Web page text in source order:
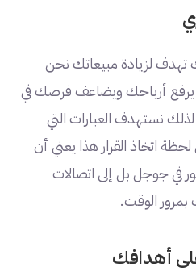
لزيادة مبيعاتك نحن
يرفع أرباحك ويضاعف فرصك في
نستهدف العبارات التي
اتخاذ القرار هذا يعني أن
في جوجل بل إلى اتصالات
بمرور الوقت.
أهدافك